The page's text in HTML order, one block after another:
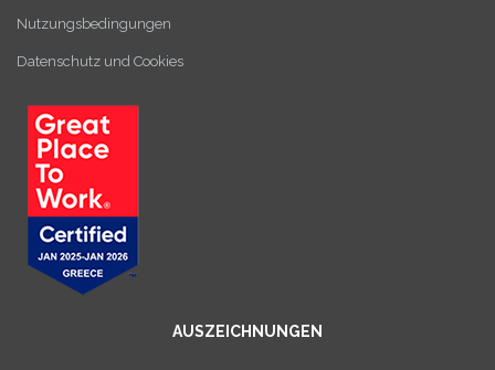
Nutzungsbedingungen
Datenschutz und Cookies
AUSZEICHNUNGEN